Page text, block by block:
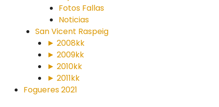
Fotos Fallas
Noticias
San Vicent Raspeig
► 2008kk
► 2009kk
► 2010kk
► 2011kk
Fogueres 2021